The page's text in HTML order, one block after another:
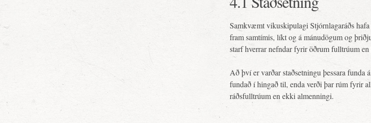
Samkvæmt vikuskipulagi Stjórnlagaráðs
fram samtímis, líkt og á mánudögum og
starf hverrar nefndar fyrir öðrum fulltrúum
Að því er varðar staðsetningu þessara
fundað í hingað til, enda verði þar rúm fyrir
ráðsfulltrúum en ekki almenningi.